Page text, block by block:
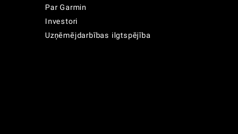
Par Garmin
Investori
Uzņēmējdarbības ilgtspējība